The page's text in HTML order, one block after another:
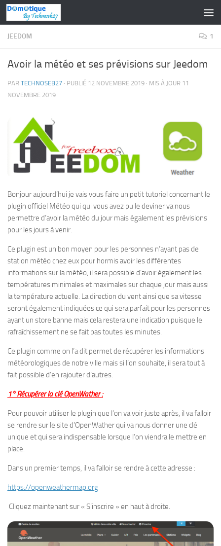
Skip to content
JEEDOM 1
Avoir la météo et ses prévisions sur Jeedom
PAR TECHNOSEB27 · PUBLIÉ 12 NOVEMBRE 2019 · MIS À JOUR 11
NOVEMBRE 2019
Bonjour aujourd’hui je vais vous faire un petit tutoriel concernant le
plugin officiel Météo qui qui vous avez pu le deviner va nous
permettre d’avoir la météo du jour mais également les prévisions
pour les jours à venir.
Ce plugin est un bon moyen pour les personnes n’ayant pas de
station météo chez eux pour hormis avoir les différentes
informations sur la météo, il sera possible d’avoir également les
températures minimales et maximales sur chaque jour mais aussi
la température actuelle. La direction du vent ainsi que sa vitesse
seront également indiquées ce qui sera parfait pour les personnes
ayant un store banne mais cela restera une indication puisque le
rafraîchissement ne se fait pas toutes les minutes.
Ce plugin comme on l’a dit permet de récupérer les informations
météorologiques de notre ville mais si l’on souhaite, il sera tout à
fait possible d’en rajouter d’autres.
1° Récupérer la clé OpenWather :
Pour pouvoir utiliser le plugin que l’on va voir juste après, il va falloir
se rendre sur le site d’OpenWather qui va nous donner une clé
unique et qui sera indispensable lorsque l’on viendra le mettre en
place.
Dans un premier temps, il va falloir se rendre à cette adresse :
https://openweathermap.org
Cliquez maintenant sur « S’inscrire » en haut à droite.